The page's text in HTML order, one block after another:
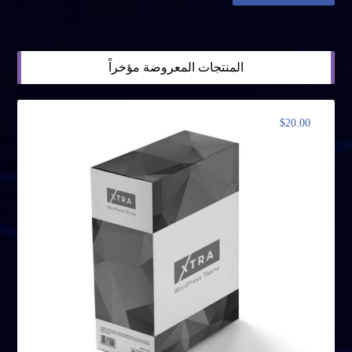
المنتجات المعروضة مؤخراً
$20.00